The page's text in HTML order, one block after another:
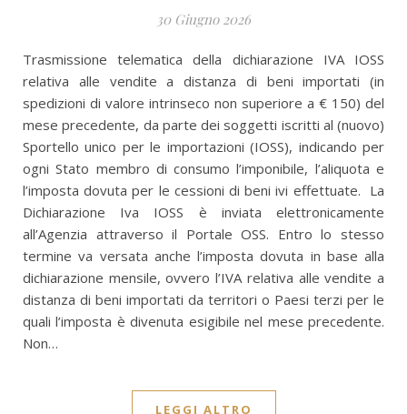
30 Giugno 2026
Trasmissione telematica della dichiarazione IVA IOSS
relativa alle vendite a distanza di beni importati (in
spedizioni di valore intrinseco non superiore a € 150) del
mese precedente, da parte dei soggetti iscritti al (nuovo)
Sportello unico per le importazioni (IOSS), indicando per
ogni Stato membro di consumo l’imponibile, l’aliquota e
l’imposta dovuta per le cessioni di beni ivi effettuate. La
Dichiarazione Iva IOSS è inviata elettronicamente
all’Agenzia attraverso il Portale OSS. Entro lo stesso
termine va versata anche l’imposta dovuta in base alla
dichiarazione mensile, ovvero l’IVA relativa alle vendite a
distanza di beni importati da territori o Paesi terzi per le
quali l’imposta è divenuta esigibile nel mese precedente.
Non…
LEGGI ALTRO